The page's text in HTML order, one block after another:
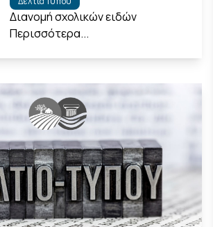
Διανομή σχολικών ειδών
Περισσότερα...